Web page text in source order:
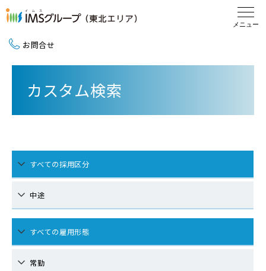
お問合せ
カスタム検索
すべての採用区分
中途
すべての雇用形態
常勤